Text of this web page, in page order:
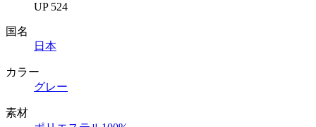
UP 524
国名
日本
カラー
グレー
素材